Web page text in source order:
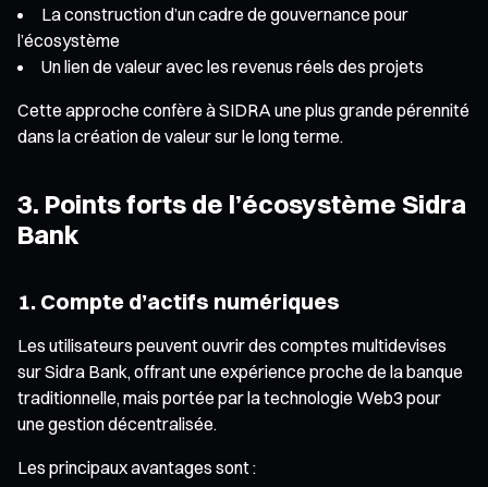
La construction d’un cadre de gouvernance pour
l’écosystème
Un lien de valeur avec les revenus réels des projets
Cette approche confère à SIDRA une plus grande pérennité
dans la création de valeur sur le long terme.
3. Points forts de l’écosystème Sidra
Bank
1. Compte d’actifs numériques
Les utilisateurs peuvent ouvrir des comptes multidevises
sur Sidra Bank, offrant une expérience proche de la banque
traditionnelle, mais portée par la technologie Web3 pour
une gestion décentralisée.
Les principaux avantages sont :